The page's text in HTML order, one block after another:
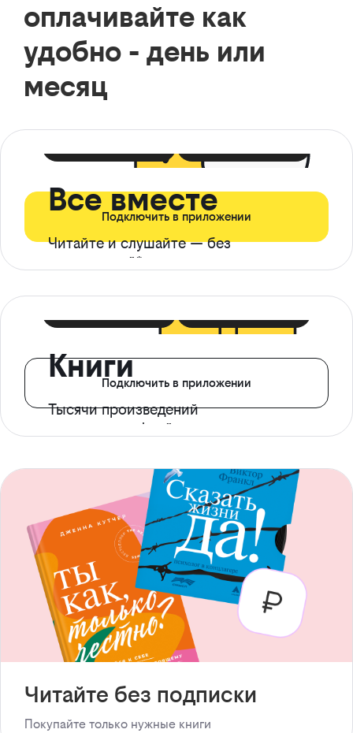
оплачивайте как
удобно - день или
месяц
Все вместе
Читайте и слушайте — без
ограничений*
Подключить в приложении
Книги
Тысячи произведений
с доступом офлайн
Подключить в приложении
Читайте без подписки
Покупайте только нужные книги